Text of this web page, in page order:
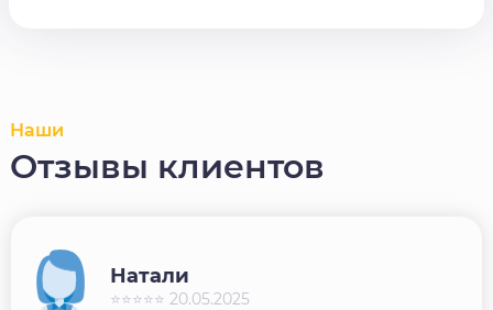
Наши
Отзывы клиентов
Натали
⭐⭐⭐⭐⭐ 20.05.2025